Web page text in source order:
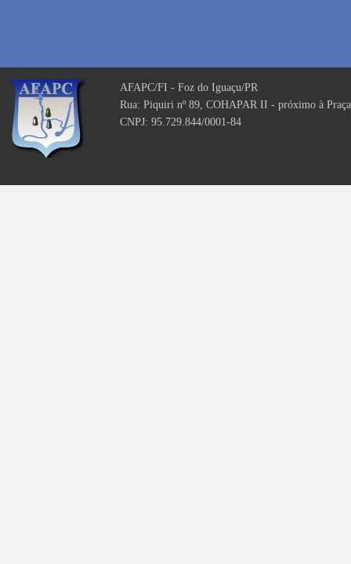
AFAPC/FI - Foz do Iguaçu/PR
Rua: Piquiri nº 89, COHAPAR II - próximo à
CNPJ: 95.729.844/0001-84